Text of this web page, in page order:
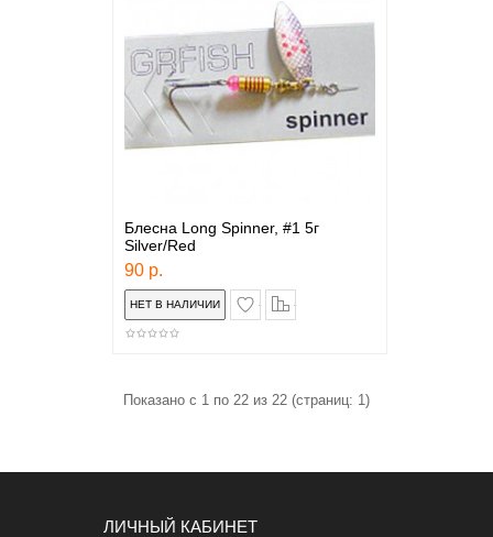
Блесна Long Spinner, #1 5г
Silver/Red
90 р.
в закладки
Показано с 1 по 22 из 22 (страниц: 1)
ЛИЧНЫЙ КАБИНЕТ